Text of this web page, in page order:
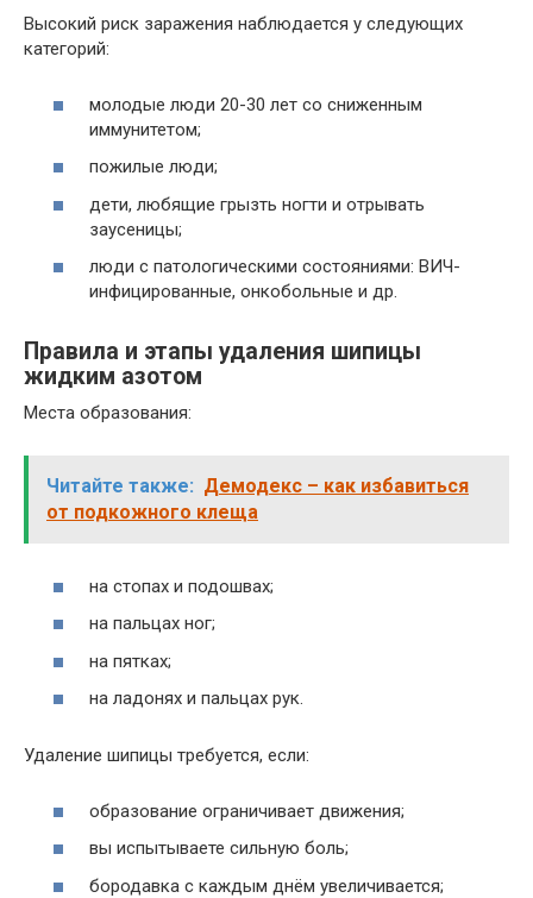
Высокий риск заражения наблюдается у следующих
категорий:
молодые люди 20-30 лет со сниженным
иммунитетом;
пожилые люди;
дети, любящие грызть ногти и отрывать
заусеницы;
люди с патологическими состояниями: ВИЧ-
инфицированные, онкобольные и др.
Правила и этапы удаления шипицы
жидким азотом
Места образования:
Читайте также: Демодекс – как избавиться
от подкожного клеща
на стопах и подошвах;
на пальцах ног;
на пятках;
на ладонях и пальцах рук.
Удаление шипицы требуется, если:
образование ограничивает движения;
вы испытываете сильную боль;
бородавка с каждым днём увеличивается;